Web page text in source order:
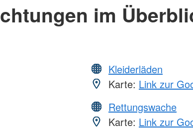
im
Kleiderläden
Karte: Link zur
Rettungswache
Karte: Link zur